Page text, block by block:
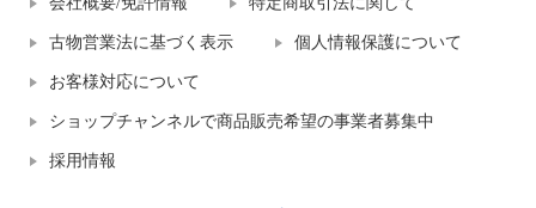
古物営業法に基づく表示 個人情報保護について
お客様対応について
ショップチャンネルで商品販売希望の事業者募集中
採用情報